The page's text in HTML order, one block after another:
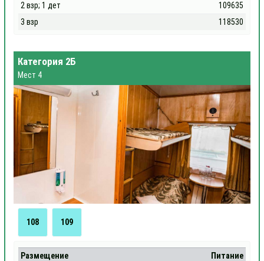
2 взр; 1 дет
109635
3 взр
118530
Категория 2Б
Мест 4
108 109
Размещение
Питание